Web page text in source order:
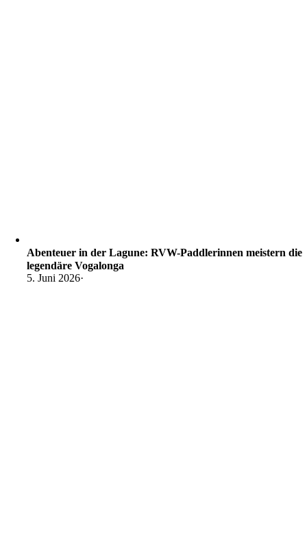
Abenteuer in der Lagune: RVW-Paddlerinnen meistern die
legendäre Vogalonga
5. Juni 2026·